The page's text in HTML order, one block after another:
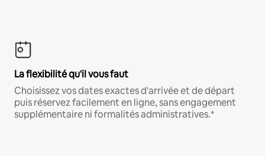
La flexibilité qu'il vous faut
Choisissez vos dates exactes d'arrivée et de départ
puis réservez facilement en ligne, sans engagement
supplémentaire ni formalités administratives.*